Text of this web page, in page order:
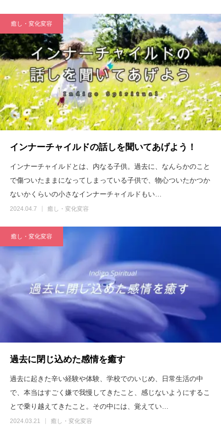
癒し・変化変容
インナーチャイルドの話しを聞いてあげよう！
インナーチャイルドとは、内なる子供。過去に、なんらかのこと
で傷ついたままになってしまっている子供で、物心ついたかつか
ないかくらいの小さなインナーチャイルドもい…
2024.04.7 癒し・変化変容
癒し・変化変容
過去に閉じ込めた感情を癒す
過去に起きた辛い経験や体験、学校でのいじめ、日常生活の中
で、本当はすごく嫌で我慢してきたこと、感じないようにするこ
とで乗り越えてきたこと。その中には、覚えてい…
2024.03.21 癒し・変化変容